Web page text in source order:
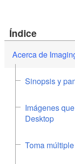
Índice
Acerca de
Sinopsis y
Imágenes
Desktop
Toma